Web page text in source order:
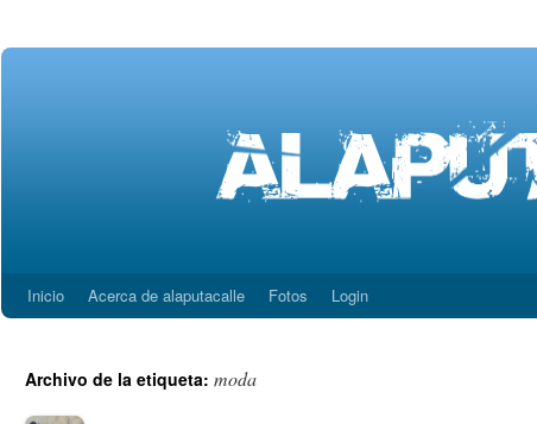
Saltar
contenido
Inicio Acerca de alaputacalle Fotos Login
Archivo de la etiqueta: moda